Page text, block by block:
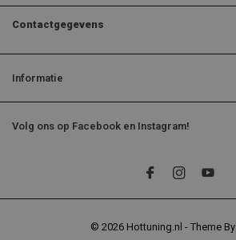
Contactgegevens
Informatie
Volg ons op Facebook en Instagram!
© 2026 Hottuning.nl - Theme By